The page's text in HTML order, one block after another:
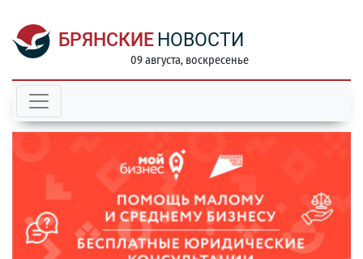
БРЯНСКИЕ НОВОСТИ
09 августа, воскресенье